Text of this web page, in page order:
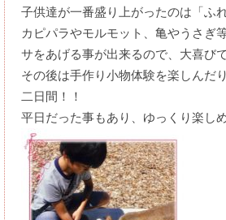
子供達が一番盛り上がったのは「ふ
カピパラやモルモット、亀やうさぎ
サをあげる事が出来るので、大喜び
その後は手作り小物体験を楽しんだ
二日間！！
平日だった事もあり、ゆっくり楽し